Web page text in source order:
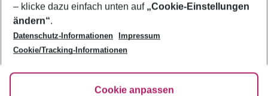
AGB
Bestpreisgarantie
Cookie-Einstellungen ändern
Cookie-Richtlinie
Agenturbetreuung
Barrierefreies Reisen
FAQ
HanseMerkur Reiseversicherung
Folge uns
– klicke dazu einfach unten auf „Cookie-Einstellungen
ändern“.
Datenschutz-Informationen
Impressum
Cookie/Tracking-Informationen
Cookie anpassen